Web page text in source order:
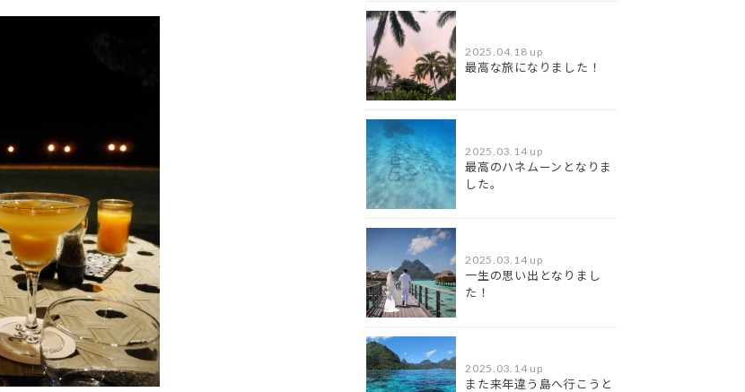
2025.04.18 up
最高な旅になりました！
2025.03.14 up
最高のハネムーンとなりま
した。
2025.03.14 up
一生の思い出となりまし
た！
2025.03.14 up
また来年違う島へ行こうと